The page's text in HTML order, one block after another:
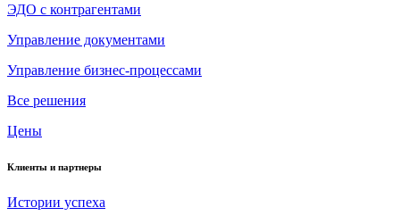
ЭДО с контрагентами
Управление документами
Управление бизнес-процессами
Все решения
Цены
Клиенты и партнеры
Истории успеха